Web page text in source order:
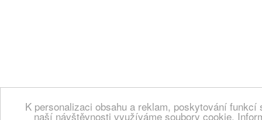
K personalizaci obsahu a reklam, poskytování
naší návštěvnosti využíváme soubory cookie.